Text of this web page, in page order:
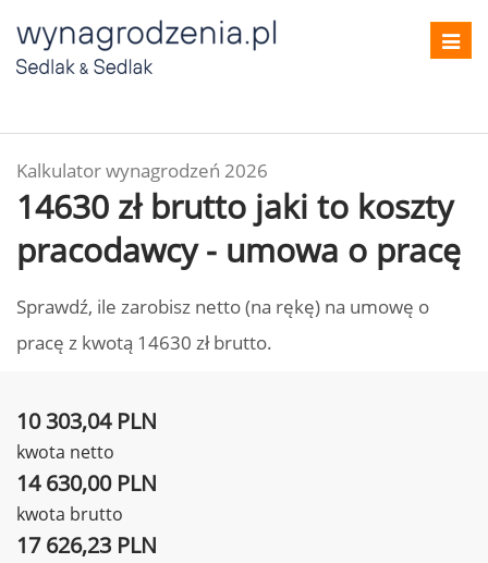
Kalkulator wynagrodzeń 2026
14630 zł brutto jaki to koszty
pracodawcy - umowa o pracę
Sprawdź, ile zarobisz netto (na rękę) na umowę o
pracę z kwotą 14630 zł brutto.
10 303,04 PLN
kwota netto
14 630,00 PLN
kwota brutto
17 626,23 PLN